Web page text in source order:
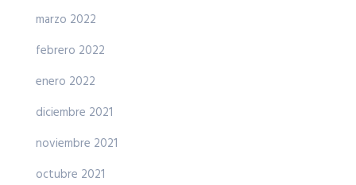
marzo 2022
febrero 2022
enero 2022
diciembre 2021
noviembre 2021
octubre 2021